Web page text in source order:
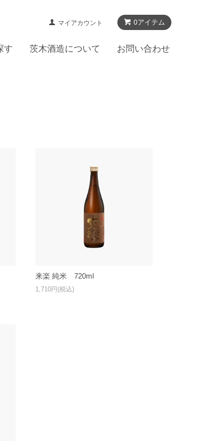
0アイテム
マイアカウント
す 茨木酒造について お問い合わせ
来楽 純米 720ml
1,710円(税込)